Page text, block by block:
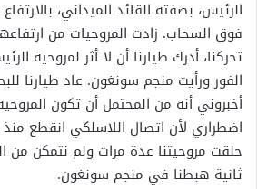
الرئيس، بصفته القائد الميداني،
تحرکنا، أدرك طيارنا أن لا أثر لمروحية
الفور ورأيت منجم سونغون. عاد طيارنا
أخبروني أنه من المحتمل أن تكون
ثانية هبطنا في منجم سونغون.